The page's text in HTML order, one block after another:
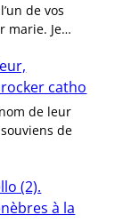
de vos
marie. Je…
catho
de leur
de
(2).
à la